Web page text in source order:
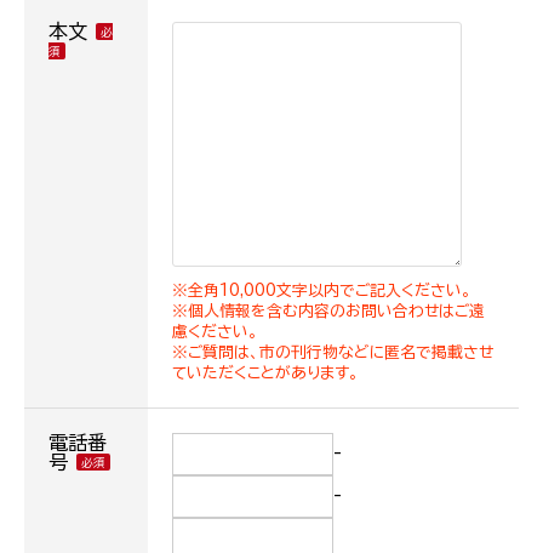
本文
※全角10,000文字以内でご記入ください。
※個人情報を含む内容のお問い合わせはご遠
慮ください。
※ご質問は、市の刊行物などに匿名で掲載させ
ていただくことがあります。
電話番
号
-
-